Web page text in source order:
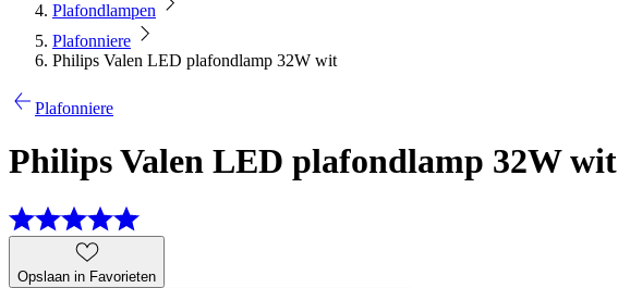
Plafondlampen
Plafonniere
Philips Valen LED plafondlamp 32W wit
Plafonniere
Philips Valen LED plafondlamp 32W wit
Opslaan in Favorieten